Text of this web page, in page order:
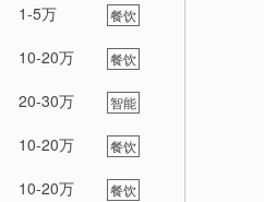
1-5万
餐饮
10-20万
餐饮
20-30万
智能
10-20万
餐饮
10-20万
餐饮